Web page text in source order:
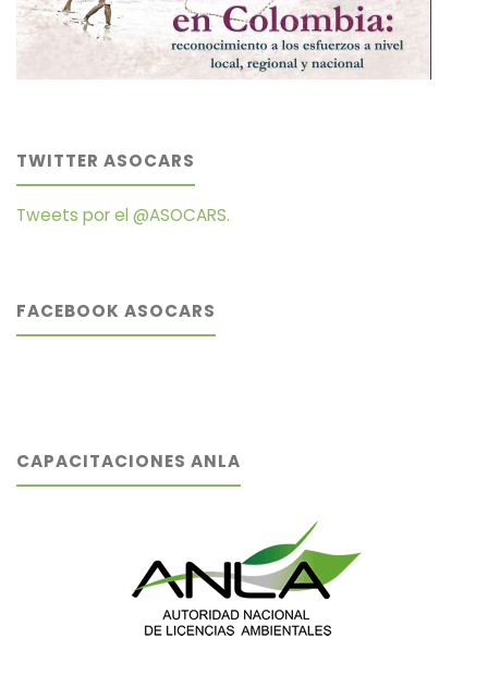
TWITTER ASOCARS
Tweets por el @ASOCARS.
FACEBOOK ASOCARS
CAPACITACIONES ANLA